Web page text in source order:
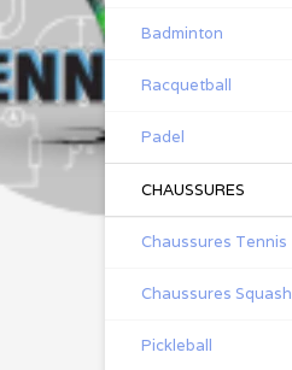
Badminton
Racquetball
Padel
CHAUSSURES
Chaussures Tennis
Chaussures Squash
Pickleball